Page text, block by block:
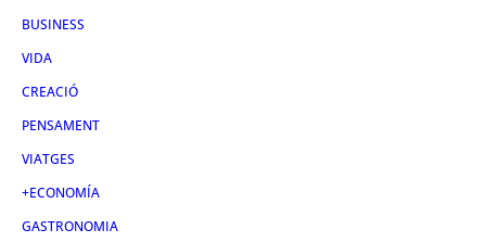
BUSINESS
VIDA
CREACIÓ
PENSAMENT
VIATGES
+ECONOMÍA
GASTRONOMIA